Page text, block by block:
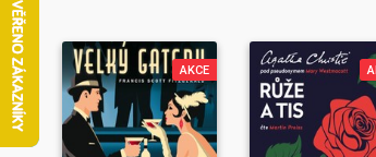
AKCE